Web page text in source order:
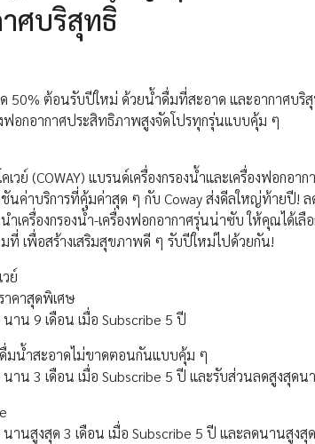
ศบริสุทธิ์
50% ต้อนรับปีใหม่ ด้วยน้ำดื่มที่สะอาด และอากาศบริ
ฟอกอากาศประสิทธิภาพสูงจัดโปรทุกรุ่นแบบคุ้ม ๆ
วย์ (COWAY) แบรนด์เครื่องกรองน้ำและเครื่องฟอกอ
นค่าบริการที่คุ้มค่าสุด ๆ กับ Coway ส่งดีลใหญ่ท้ายปี!
เครื่องกรองน้ำ-เครื่องฟอกอากาศรุ่นน่าซับ ให้คุณได้เ
ที่ เพื่อสร้างเสริมสุขภาพดี ๆ รับปีใหม่ไปด้วยกัน!
ย์
าคาสุดพิเศษ
าน 9 เดือน เมื่อ Subscribe 5 ปี
ดื่มน้ำสะอาดไม่ขาดตอนกันแบบคุ้ม ๆ
าน 3 เดือน เมื่อ Subscribe 5 ปี และรับส่วนลดสูงสุดน
านสูงสุด 3 เดือน เมื่อ Subscribe 5 ปี และลดนานสูงสุ